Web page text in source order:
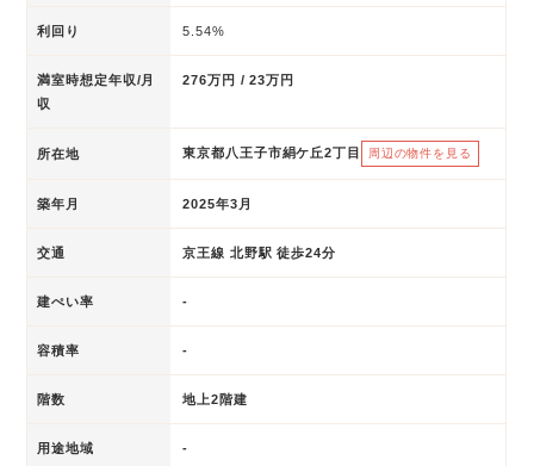
利回り 5.54%
満室時想定年収/月
収
276万円 / 23万円
所在地 東京都八王子市絹ケ丘2丁目 周辺の物件を見る
築年月 2025年3月
交通 京王線 北野駅 徒歩24分
建ぺい率 -
容積率 -
階数 地上2階建
用途地域 -